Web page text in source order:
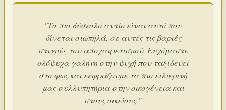
"Το πιο δύσκολο αντίο είναι αυτό που
δίνεται σιωπηλά, σε αυτές τις βαριές
στιγμές του αποχαιρετισμού. Ευχόμαστε
ολόψυχα γαλήνη στην ψυχή που ταξιδεύει
στο φως και εκφράζουμε τα πιο ειλικρινή
μας συλλυπητήρια στην οικογένεια και
στους οικείους."